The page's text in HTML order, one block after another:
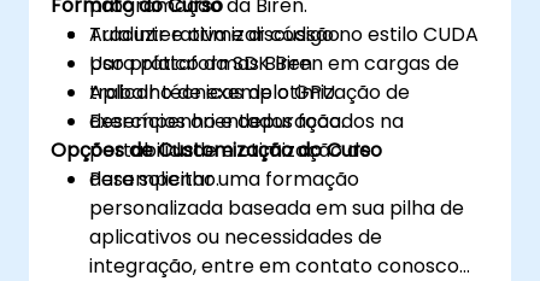
Traduzir e otimizar código no estilo CUDA
para plataformas Biren.
Aplicar técnicas de otimização de
desempenho e depuração.
Aula interativa e discussão.
Uso prático da SDK Biren em cargas de
trabalho de exemplo GPU.
Exercícios orientados focados na
portabilidade e otimização de
desempenho.
Opções de Customização do Curso
Para solicitar uma formação
personalizada baseada em sua pilha de
aplicativos ou necessidades de
integração, entre em contato conosco